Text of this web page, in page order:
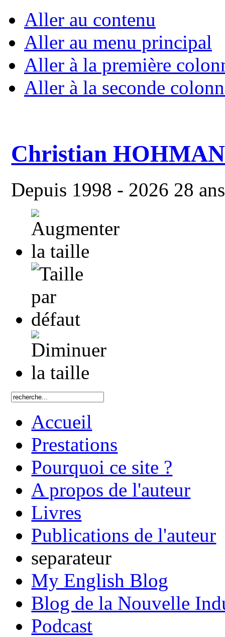
Aller au contenu
Aller au menu principal
Aller à la première
Aller à la seconde
Christian
Depuis 1998 - 2026 28
Accueil
Prestations
Pourquoi ce site ?
A propos de l'auteur
Livres
Publications de l'auteur
separateur
My English Blog
Blog de la Nouvelle
Podcast